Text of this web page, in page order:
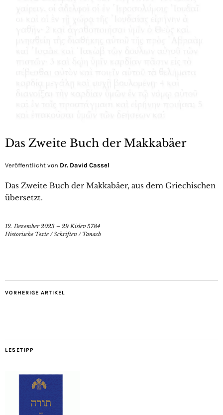
Das Zweite Buch der Makkabäer
Veröffentlicht von Dr. David Cassel
Das Zweite Buch der Makkabäer, aus dem Griechischen
übersetzt.
12. Dezember 2023 – 29 Kislev 5784
Historische Texte /Schriften / Tanach
VORHERIGE ARTIKEL
LESETIPP